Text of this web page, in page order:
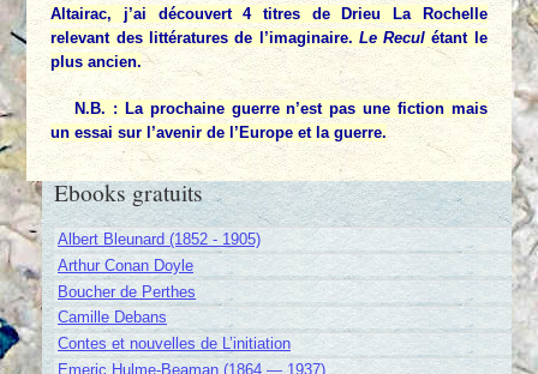
Altairac, j’ai découvert 4 titres de Drieu La Rochelle
relevant des littératures de l’imaginaire. Le Recul étant le
plus ancien.
N.B. : La prochaine guerre n’est pas une fiction mais
un essai sur l’avenir de l’Europe et la guerre.
Ebooks gratuits
Albert Bleunard (1852 - 1905)
Arthur Conan Doyle
Boucher de Perthes
Camille Debans
Contes et nouvelles de L’initiation
Emeric Hulme-Beaman (1864 — 1937)